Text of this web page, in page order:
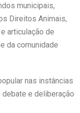
municipais,
Direitos Animais,
articulação de
da comunidade
nas instâncias
e deliberação